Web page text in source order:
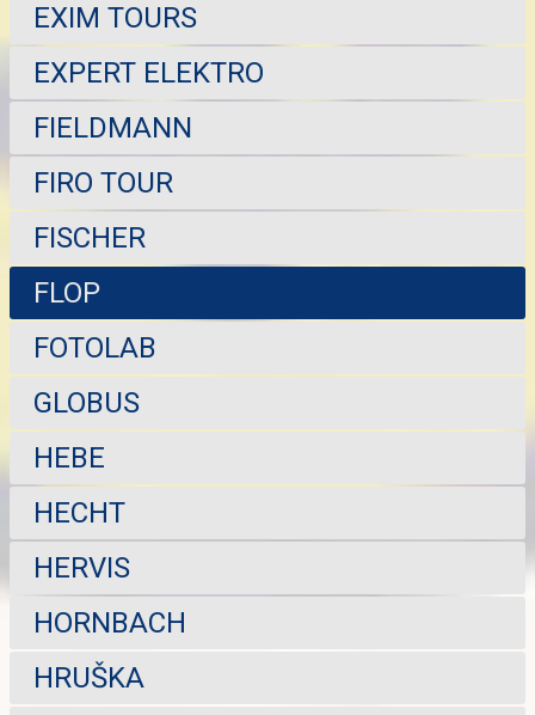
EXIM TOURS
EXPERT ELEKTRO
FIELDMANN
FIRO TOUR
FISCHER
FLOP
FOTOLAB
GLOBUS
HEBE
HECHT
HERVIS
HORNBACH
HRUŠKA